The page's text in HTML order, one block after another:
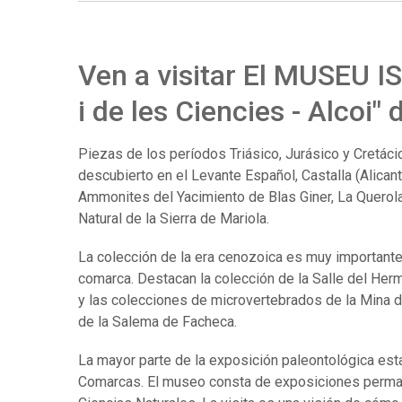
Ven a visitar El MUSEU
i de les Ciencies - Alcoi"
Piezas de los períodos Triásico, Jurásico y
descubierto en el Levante Español, Castalla
Ammonites del Yacimiento de Blas Giner, La
Natural de la Sierra de Mariola.
La colección de la era cenozoica es muy
comarca. Destacan la colección de la Salle del
y las colecciones de microvertebrados de la Mina
de la Salema de Facheca.
La mayor parte de la exposición paleontológica
Comarcas. El museo consta de exposiciones